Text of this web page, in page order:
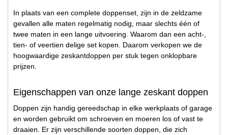
In plaats van een complete doppenset, zijn in de zeldzame
gevallen alle maten regelmatig nodig, maar slechts één of
twee maten in een lange uitvoering. Waarom dan een acht-,
tien- of veertien delige set kopen. Daarom verkopen we de
hoogwaardige zeskantdoppen per stuk tegen onklopbare
prijzen.
Eigenschappen van onze lange zeskant doppen
Doppen zijn handig gereedschap in elke werkplaats of garage
en worden gebruikt om schroeven en moeren los of vast te
draaien. Er zijn verschillende soorten doppen, die zich